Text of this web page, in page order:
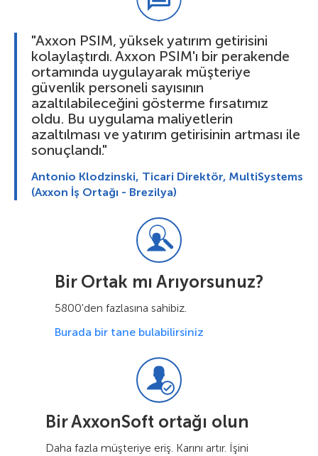
"Axxon PSIM, yüksek yatırım getirisini
kolaylaştırdı. Axxon PSIM'ı bir perakende
ortamında uygulayarak müşteriye
güvenlik personeli sayısının
azaltılabileceğini gösterme fırsatımız
oldu. Bu uygulama maliyetlerin
azaltılması ve yatırım getirisinin artması ile
sonuçlandı."
Antonio Klodzinski, Ticari Direktör, MultiSystems
(Axxon İş Ortağı - Brezilya)
Bir Ortak mı Arıyorsunuz?
5800'den fazlasına sahibiz.
Burada bir tane bulabilirsiniz
Bir AxxonSoft ortağı olun
Daha fazla müşteriye eriş. Karını artır. İşini